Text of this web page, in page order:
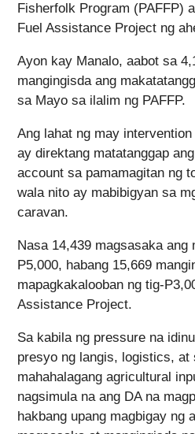
Fisherfolk Program (PAFFP)
Fuel Assistance Project ng
Ayon kay Manalo, aabot sa
mangingisda ang
sa Mayo sa ilalim ng PAFFP.
Ang lahat ng may
ay direktang matatanggap
account sa pamamagitan ng
wala nito ay mabibigyan sa
caravan.
Nasa 14,439 magsasaka ang
P5,000, habang 15,669
mapagkakalooban ng tig-
Assistance Project.
Sa kabila ng pressure na
presyo ng langis, logistics, at
mahahalagang agricultural
nagsimula na ang DA na
hakbang upang magbigay ng